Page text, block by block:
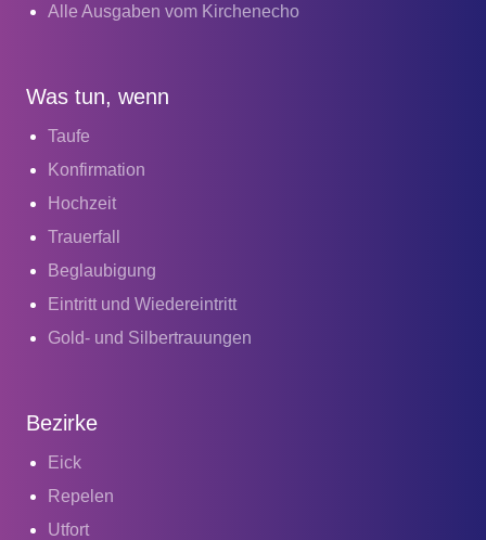
Alle Ausgaben vom Kirchenecho
Was tun, wenn
Taufe
Konfirmation
Hochzeit
Trauerfall
Beglaubigung
Eintritt und Wiedereintritt
Gold- und Silbertrauungen
Bezirke
Eick
Repelen
Utfort